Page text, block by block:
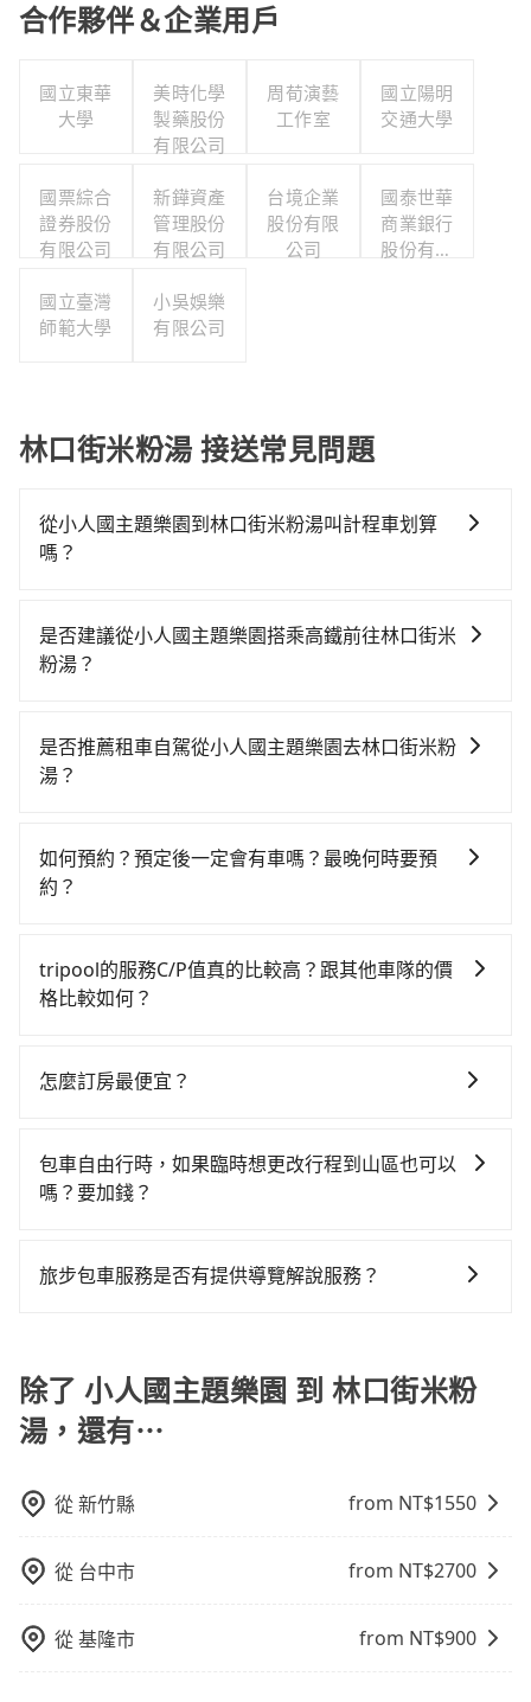
合作夥伴＆企業用戶
國立東華
大學
美時化學
製藥股份
有限公司
周荀演藝
工作室
國立陽明
交通大學
國票綜合
證券股份
有限公司
新鏵資產
管理股份
有限公司
台境企業
股份有限
公司
國泰世華
商業銀行
股份有限
國立臺灣
師範大學
小吳娛樂
有限公司
林口街米粉湯 接送常見問題
從小人國主題樂園到林口街米粉湯叫計程車划算
嗎？
灣大車隊、Uber、Line Taxi、Yoxi等，如果在路邊攔不
到車，也可考慮打電話至小人國主題樂園附近的計程車
1,435~1,700元間，但如改預約tripool可省高達$700。
綜合以上，無論在價格或服務品質上，tripool都是你從
是否建議從小人國主題樂園搭乘高鐵前往林口街米
粉湯？
擇，高鐵較貴、費時、轉車麻煩！桃園-台北雖然一天最
多時有74班車次，從最早06:49到23:40，過了末班車到
輛計程車花費約700元、車程約40分鐘。抵達高鐵站
後，步行進站、現場購票並於月台排隊的時間約15分
待車站前排班的計程車，搭上小黃後約花30分鐘、車費
300元後，抵達林口街米粉湯 (台北市信義區) 的目的
送，則僅需花費約1,010元，費時43分鐘。選擇搭乘高鐵
tripool！
是否推薦租車自駕從小人國主題樂園去林口街米粉
湯？
駕，但花費可能不小。租車公司一般以天為單位計費，
小轎車如Toyota Yaris、Nissan Kicks，一天租金
eTag（每公里約1元）、路邊停車（每小時約40元）、
保險費、罰單另計。由於絕大多數的租車公司都沒法提
此預計小轎車的花費至少$2,200、九人座$5,200起。透
如何預約？預定後一定會有車嗎？最晚何時要預
約？
送服務，可直接線上輸入上下車地點或地址，三秒內即
可查到真實價格，照著步驟填寫完乘客資料與線上刷
司機與車輛的詳細資料，將於乘車前一晚八點透過SMS
價，如臨時需要，前一天傍晚五點前仍會收單，最遲如
當天下午過後乘車，四小時前仍能預約。
tripool的服務C/P值真的比較高？跟其他車隊的價
格比較如何？
市場上稍具規模且合法經營的業者，有以短程與城市為
KKDAY、KLOOK、叫車吧等。tripool旅步專注在長程
單程接送與跨縣市計時包車，不論從哪邊去哪裡（當然
車到府服務，是絕大多數乘客出行的最佳選擇。
怎麼訂房最便宜？
OTA (online travel agent) 來完成，除了可以快速依據
地區、價位、人數、特殊需求來搜尋適合的旅店與房
饋或未來換取免費的住房。台灣人常用的線上訂房平台
告知付款完畢，一切都能在網路上操作。但有些較冷門
或規模較小的飯店，有可能再多平台同時上架而發生超
賣的現象，便有可能到了現場卻沒房可住的窘境，所以
要再人工電話與飯店確認。預訂民宿方面，如不怕麻
得便宜，但缺點就是多數要匯款並再人工確認。假如不
介意多花一點錢省下這些瑣碎的事，台灣本土的AsiaYo
包車自由行時，如果臨時想更改行程到山區也可以
嗎？要加錢？
旅步可能會根據行經的路線是否超過海拔1500公尺來進
心地享受旅步為您提供的服務。
旅步包車服務是否有提供導覽解說服務？
booking@tripool.app聯繫我們，將有專人協助回覆確
認是否能協助安排。
除了 小人國主題樂園 到 林口街米粉
湯，還有⋯
從新竹縣 from NT$1550
從 台中市 from NT$2700
從基隆市 from NT$900